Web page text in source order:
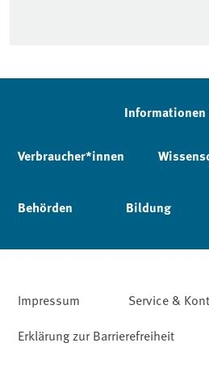
Verbraucher*innen
Behörden Bildung
Impressum Service &
Erklärung zur Barrierefreiheit